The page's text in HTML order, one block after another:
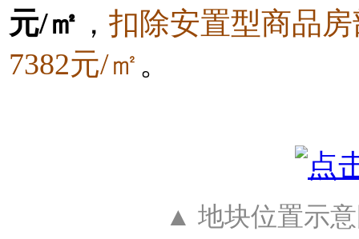
元/㎡ ， 扣除安置型商品
7382元/㎡ 。
▲ 地块位置示